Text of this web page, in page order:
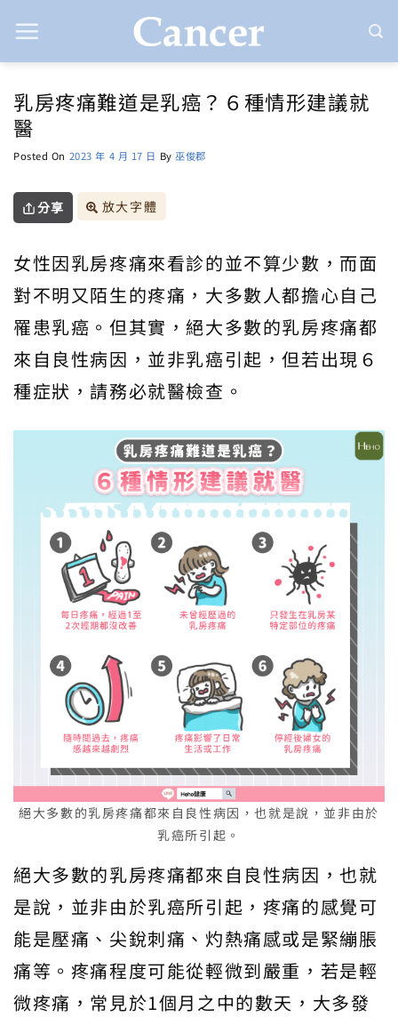
to
乳房疼痛難道是乳癌？６種情形建議就
醫
Posted On 2023 年 4 月 17 日 By巫俊郡
分享 放大字體
女性因乳房疼痛來看診的並不算少數，而面
對不明又陌生的疼痛，大多數人都擔心自己
罹患乳癌。但其實，絕大多數的乳房疼痛都
來自良性病因，並非乳癌引起，但若出現６
種症狀，請務必就醫檢查。
絕大多數的乳房疼痛都來自良性病因，也就是說，並非由於
乳癌所引起。
絕大多數的乳房疼痛都來自良性病因，也就
是說，並非由於乳癌所引起，疼痛的感覺可
能是壓痛、尖銳刺痛、灼熱痛感或是緊繃脹
痛等。疼痛程度可能從輕微到嚴重，若是輕
微疼痛，常見於1個月之中的數天，大多發